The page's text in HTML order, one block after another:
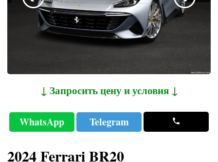
↓ Запросить цену и условия ↓
WhatsApp Telegram
2024 Ferrari BR20